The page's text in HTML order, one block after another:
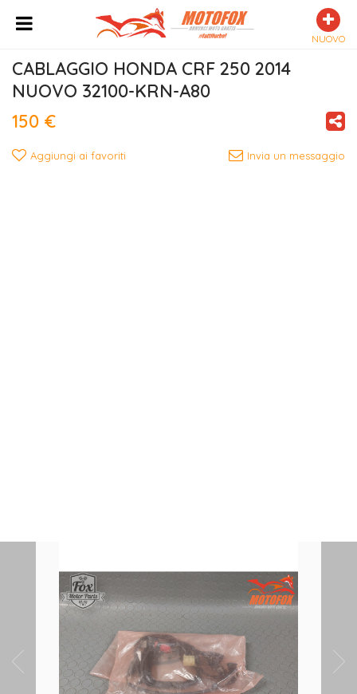
NUOVO
CABLAGGIO HONDA CRF 250 2014
NUOVO 32100-KRN-A80
150 €
Aggiungi ai favoriti Invia un messaggio